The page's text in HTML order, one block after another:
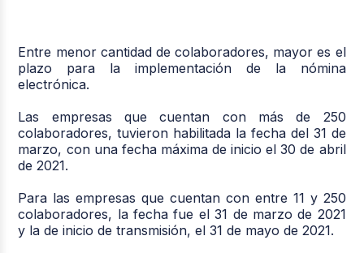
Entre menor cantidad de colaboradores, mayor es el
plazo para la implementación de la nómina
electrónica.
Las empresas que cuentan con más de 250
colaboradores, tuvieron habilitada la fecha del 31 de
marzo, con una fecha máxima de inicio el 30 de abril
de 2021.
Para las empresas que cuentan con entre 11 y 250
colaboradores, la fecha fue el 31 de marzo de 2021
y la de inicio de transmisión, el 31 de mayo de 2021.